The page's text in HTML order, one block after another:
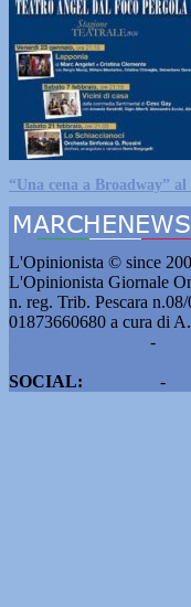
“Una cena a Broadway”
L'Opinionista © since
L'Opinionista Giornale
n. reg. Trib. Pescara
01873660680 a cura di
-
SOCIAL:
-